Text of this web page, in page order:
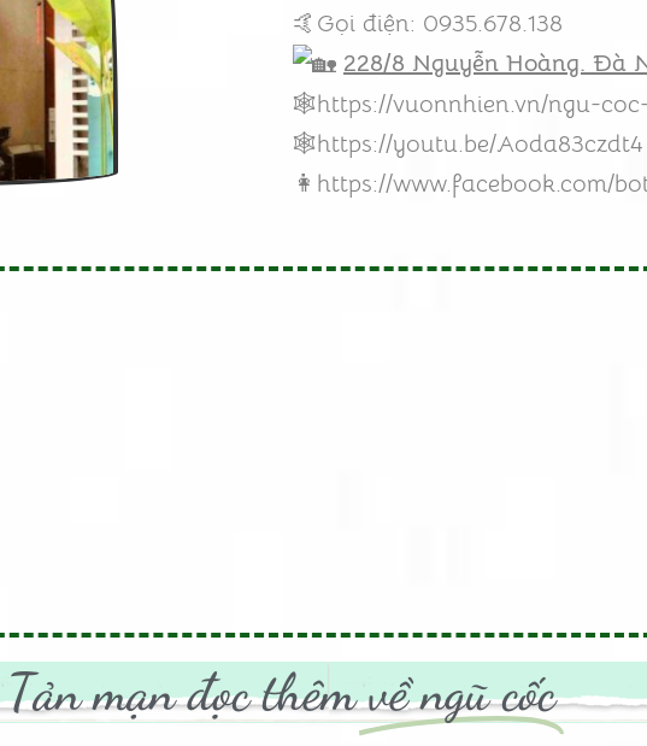
🤙Gọi điện: 0935.678.138
228/8 Nguyễn Hoàng. Đà
🕸️https://vuonnhien.vn/ngu-
🕸️https://youtu.be/Aoda83czdt4
👩 https://www.facebook.com/
Tản mạn đọc thêm về ngũ cốc